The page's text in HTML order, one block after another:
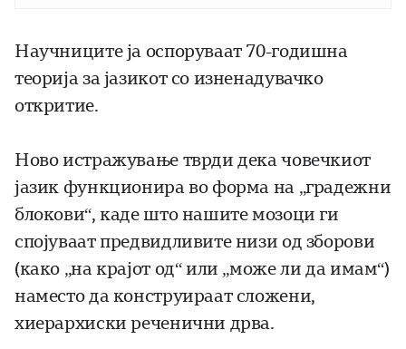
Научниците ја оспоруваат 70-годишна
теорија за јазикот со изненадувачко
откритие.
Ново истражување тврди дека човечкиот
јазик функционира во форма на „градежни
блокови“, каде што нашите мозоци ги
спојуваат предвидливите низи од зборови
(како „на крајот од“ или „може ли да имам“)
наместо да конструираат сложени,
хиерархиски реченични дрва.